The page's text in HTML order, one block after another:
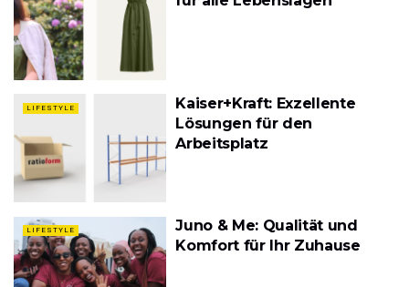
LIFESTYLE
Kaiser+Kraft: Exzellente
Lösungen für den
Arbeitsplatz
LIFESTYLE
Juno & Me: Qualität und
Komfort für Ihr Zuhause